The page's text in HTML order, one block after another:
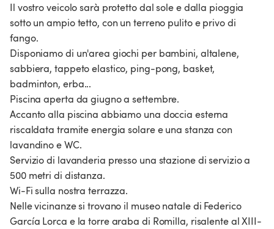
Il vostro veicolo sarà protetto dal sole e dalla pioggia
sotto un ampio tetto, con un terreno pulito e privo di
fango.
Disponiamo di un'area giochi per bambini, altalene,
sabbiera, tappeto elastico, ping-pong, basket,
badminton, erba...
Piscina aperta da giugno a settembre.
Accanto alla piscina abbiamo una doccia esterna
riscaldata tramite energia solare e una stanza con
lavandino e WC.
Servizio di lavanderia presso una stazione di servizio a
500 metri di distanza.
Wi-Fi sulla nostra terrazza.
Nelle vicinanze si trovano il museo natale di Federico
García Lorca e la torre araba di Romilla, risalente al XIII-